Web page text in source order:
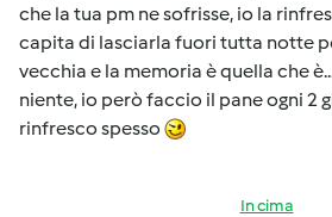
che la tua pm ne sofrisse, io la
capita di lasciarla fuori tutta notte
vecchia e la memoria è quella che
niente, io però faccio il pane ogni 2
rinfresco spesso
In cima